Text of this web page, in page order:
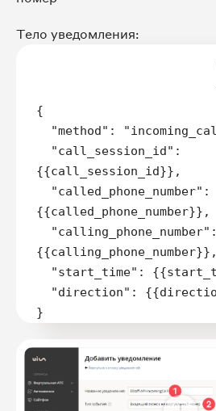
Тело уведомления:
{
{{call_session_id}},
{{called_phone_number}},
{{calling_phone_number}},
}